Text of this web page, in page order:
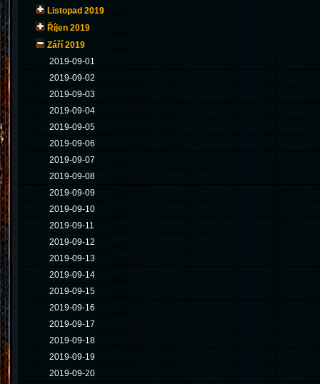
Listopad 2019
Říjen 2019
Září 2019
2019-09-01
2019-09-02
2019-09-03
2019-09-04
2019-09-05
2019-09-06
2019-09-07
2019-09-08
2019-09-09
2019-09-10
2019-09-11
2019-09-12
2019-09-13
2019-09-14
2019-09-15
2019-09-16
2019-09-17
2019-09-18
2019-09-19
2019-09-20